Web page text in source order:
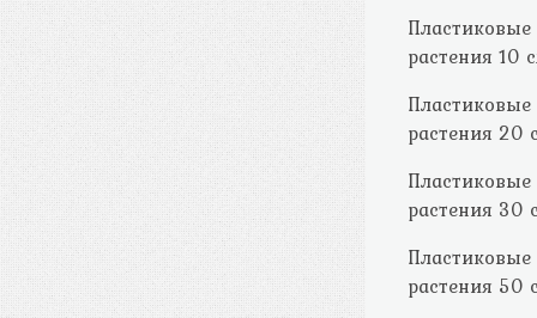
Пластиковые
растения 10
Пластиковые
растения 20
Пластиковые
растения 30
Пластиковые
растения 50